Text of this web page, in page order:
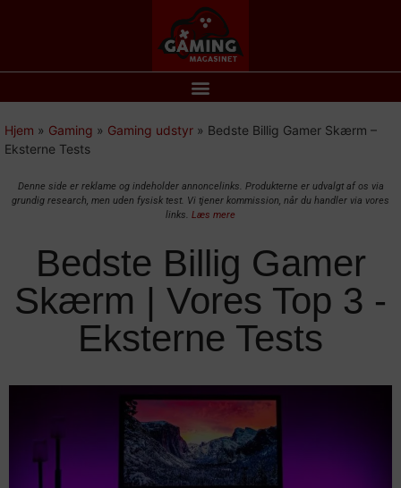
Hjem » Gaming » Gaming udstyr » Bedste Billig Gamer Skærm –
Eksterne Tests
Denne side er reklame og indeholder annoncelinks. Produkterne er udvalgt af os via
grundig research, men uden fysisk test. Vi tjener kommission, når du handler via vores
links. Læs mere
Bedste Billig Gamer
Skærm | Vores Top 3 -
Eksterne Tests